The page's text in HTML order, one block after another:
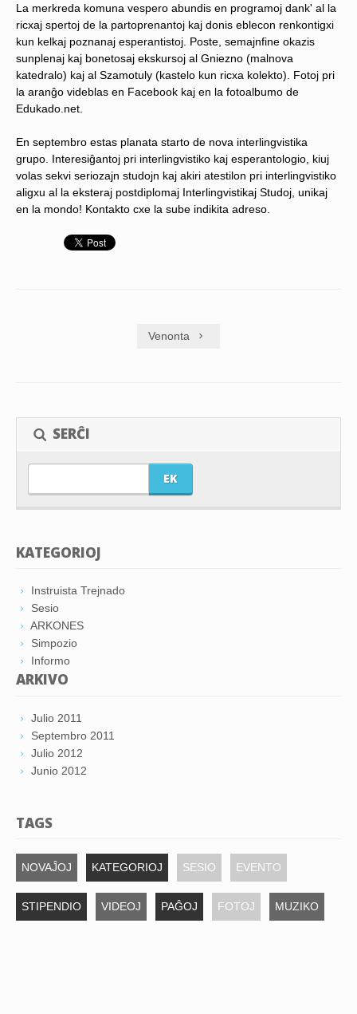
La merkreda komuna vespero abundis en programoj dank' al la
ricxaj spertoj de la partoprenantoj kaj donis eblecon renkontigxi
kun kelkaj poznanaj esperantistoj. Poste, semajnfine okazis
sunplenaj kaj bonetosaj ekskursoj al Gniezno (malnova
katedralo) kaj al Szamotuly (kastelo kun ricxa kolekto). Fotoj pri
la aranĝo videblas en Facebook kaj en la fotoalbumo de
Edukado.net.
En septembro estas planata starto de nova interlingvistika
grupo. Interesiĝantoj pri interlingvistiko kaj esperantologio, kiuj
volas sekvi seriozajn studojn kaj akiri atestilon pri interlingvistiko
aligxu al la eksteraj postdiplomaj Interlingvistikaj Studoj, unikaj
en la mondo! Kontakto cxe la sube indikita adreso.
Venonta
SERĈI
EK
KATEGORIOJ
Instruista Trejnado
Sesio
ARKONES
Simpozio
Informo
ARKIVO
Julio 2011
Septembro 2011
Julio 2012
Junio 2012
TAGS
NOVAĴOJ KATEGORIOJ SESIO EVENTO
STIPENDIO VIDEOJ PAĜOJ FOTOJ MUZIKO